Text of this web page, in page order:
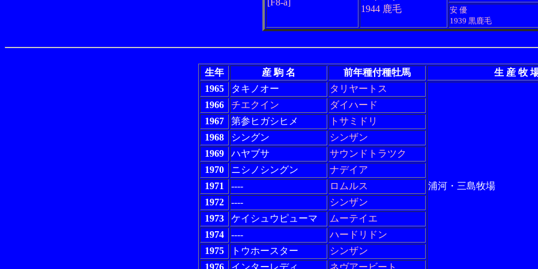
[F8-a]
1944 鹿毛
安 優
1939 黒鹿毛
生年 産 駒 名 前年種付種牡馬
生 産 牧
1965
タキノオー タリヤートス
浦河・三島牧場
1966 チエクイン
ダイハード
1967
第参ヒガシヒメ
トサミドリ
1968
シングン
シンザン
1969
ハヤブサ
サウンドトラツク
1970
ニシノシングン
ナデイア
1971
----
ロムルス
1972
----
シンザン
1973
ケイシュウピューマ
ムーテイエ
1974
----
ハードリドン
1975
トウホースター
シンザン
1976
インターレディ ネヴアービート